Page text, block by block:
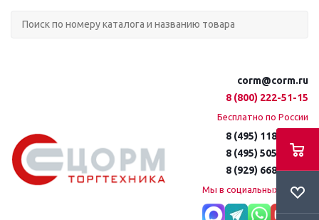
corm@corm.ru
8 (800) 222-51-15
Бесплатно по России
8 (495) 118-61-16
8 (495) 505-51-15
8 (929) 668-95-35
Мы в социальных сетях: